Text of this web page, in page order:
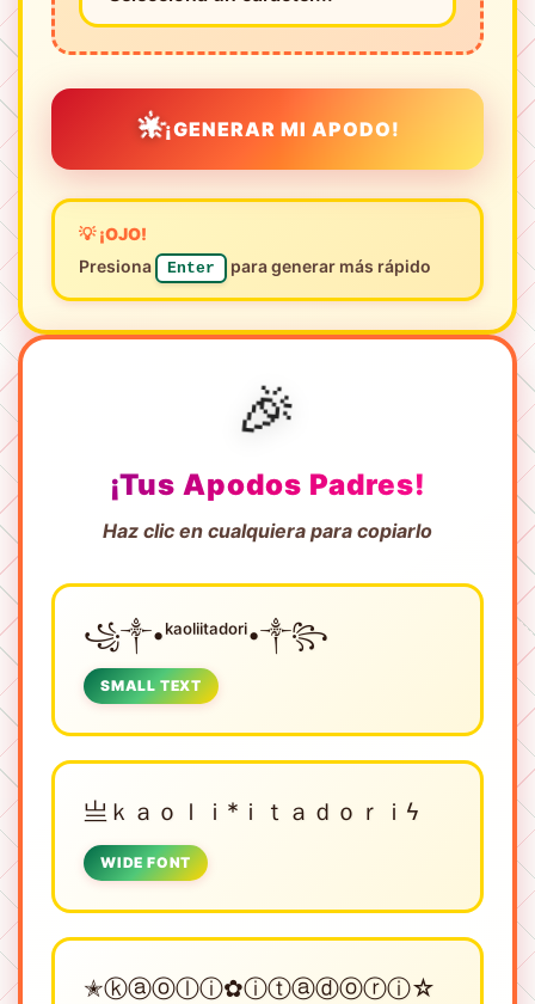
🌟¡GENERAR MI APODO!
💡 ¡OJO!
Presiona
Enter para generar más rápido
🎉
¡Tus Apodos Padres!
Haz clic en cualquiera para copiarlo
꧁༒•ᵏᵃᵒˡⁱⁱᵗᵃᵈᵒʳⁱ•༒꧂
SMALL TEXT
亗ｋａｏｌｉ*ｉｔａｄｏｒｉϟ
WIDE FONT
✭ⓚⓐⓞⓛⓘ✿ⓘⓣⓐⓓⓞⓡⓘ☆